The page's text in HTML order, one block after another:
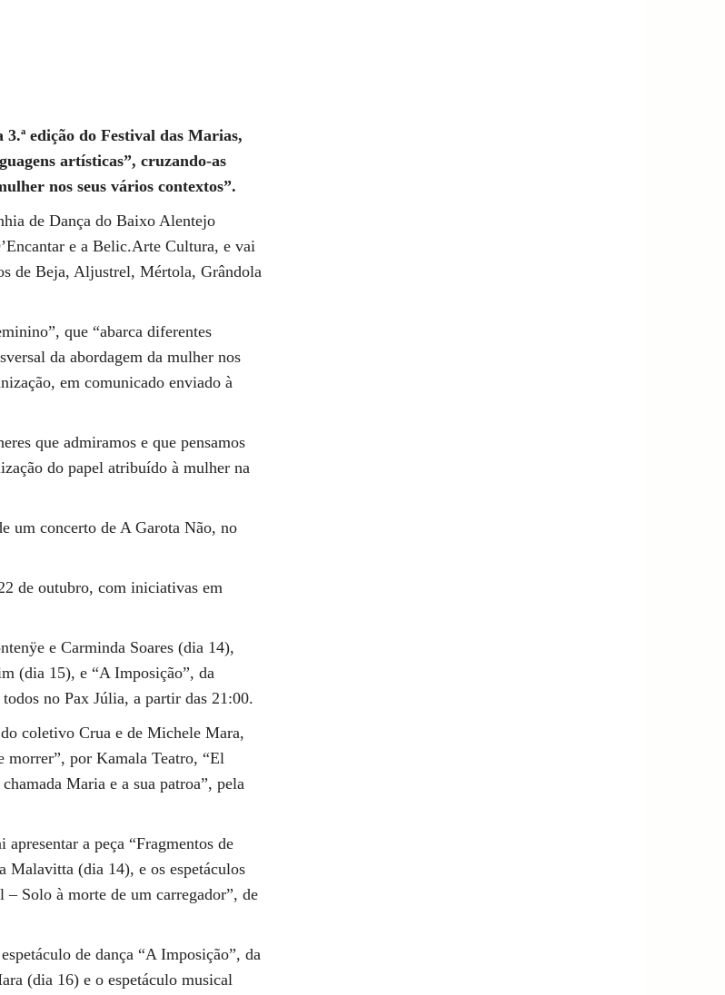
edição do Festival das Marias,
artísticas”, cruzando-as
nos seus vários contextos”.
de Dança do Baixo Alentejo
e a Belic.Arte Cultura, e vai
de Beja, Aljustrel, Mértola, Grândola
que “abarca diferentes
da abordagem da mulher nos
em comunicado enviado à
que admiramos e que pensamos
do papel atribuído à mulher na
um concerto de A Garota Não, no
de outubro, com iniciativas em
e Carminda Soares (dia 14),
(dia 15), e “A Imposição”, da
no Pax Júlia, a partir das 21:00.
coletivo Crua e de Michele Mara,
morrer”, por Kamala Teatro, “El
Maria e a sua patroa”, pela
a peça “Fragmentos de
Malavitta (dia 14), e os espetáculos
Solo à morte de um carregador”, de
de dança “A Imposição”, da
(dia 16) e o espetáculo musical